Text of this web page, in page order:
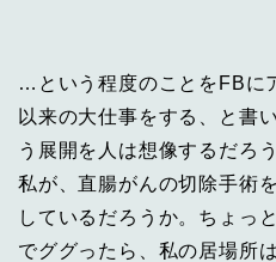
…という程度のことをFBに
以来の大仕事をする、と書
う展開を人は想像するだろ
私が、直腸がんの切除手術
しているだろうか。ちょっ
でググったら、私の居場所